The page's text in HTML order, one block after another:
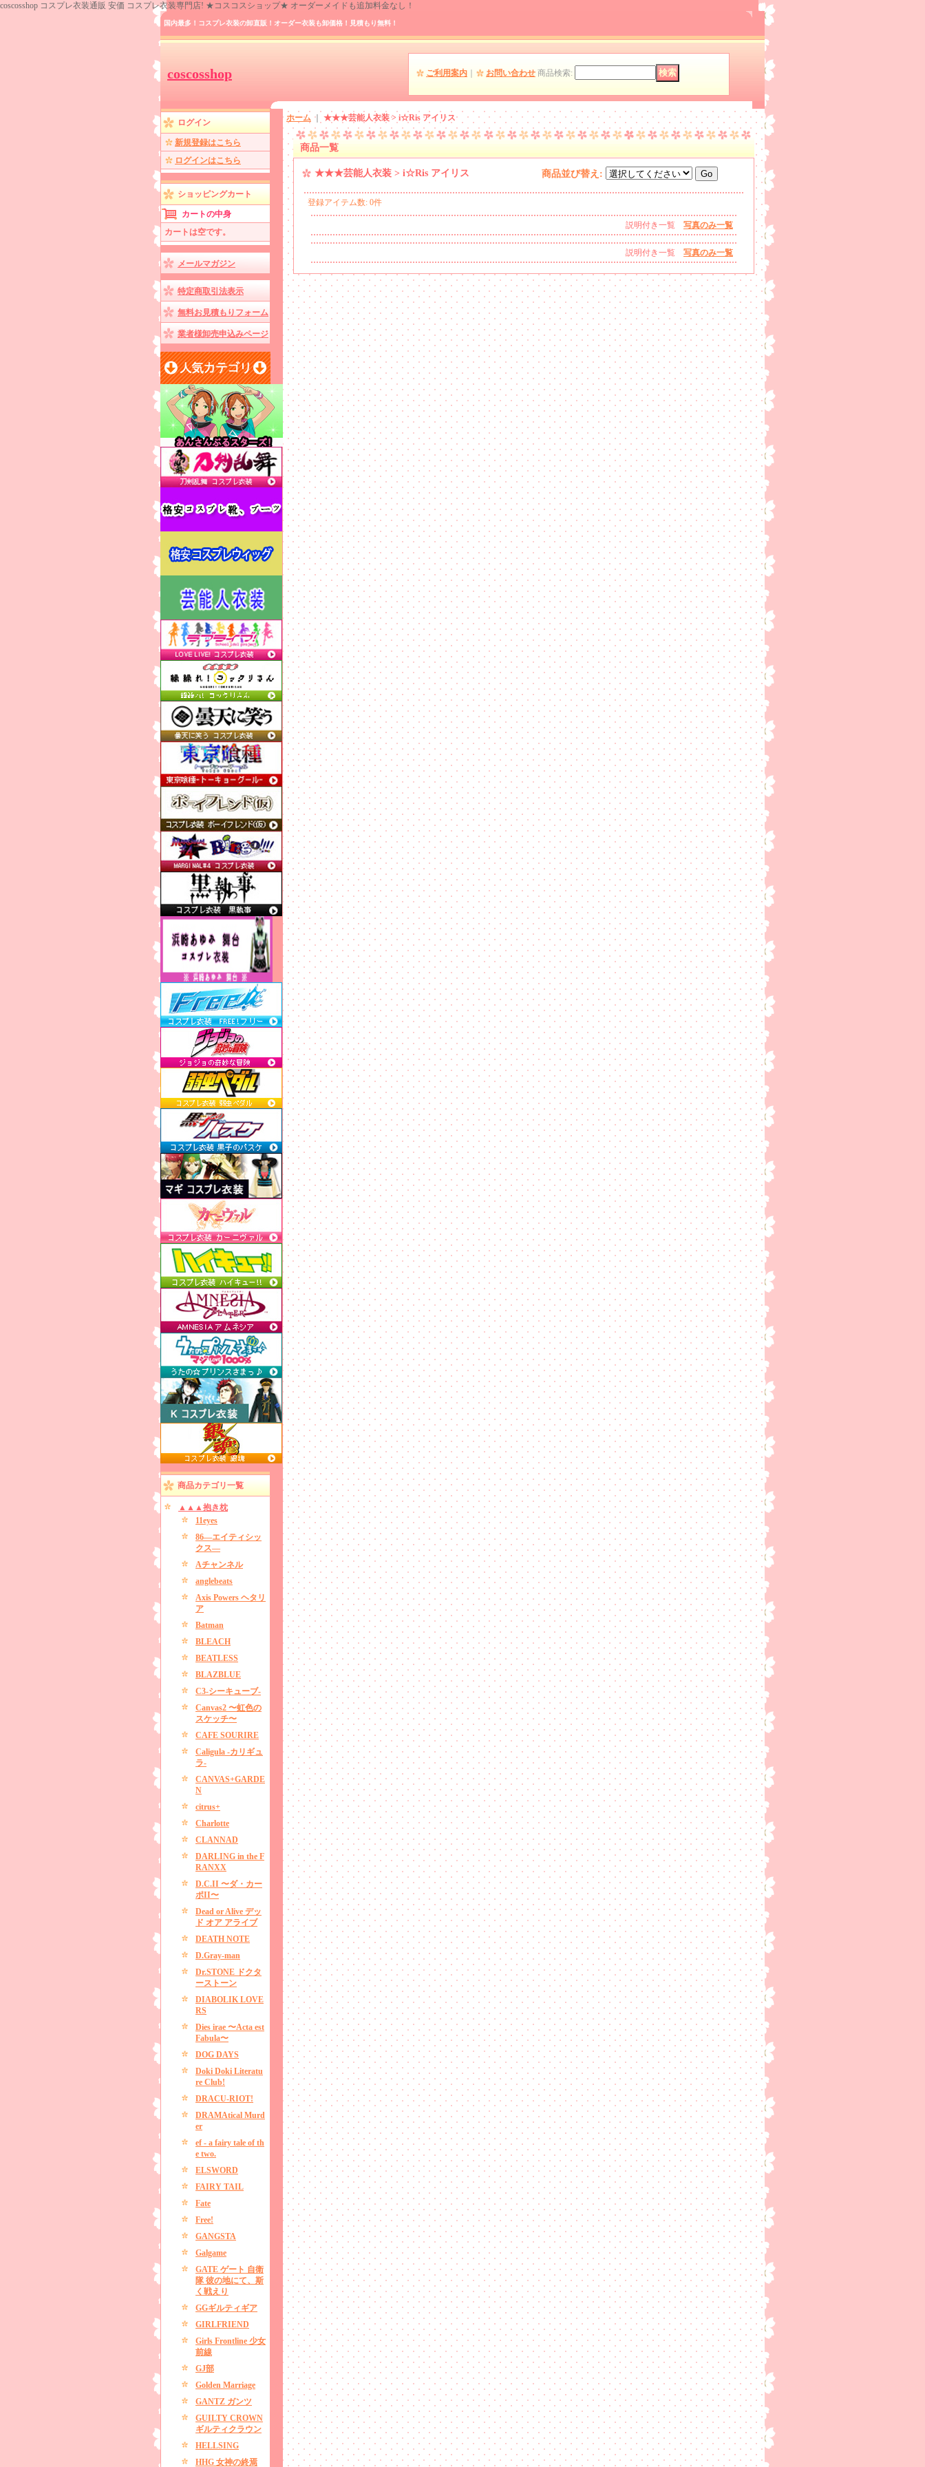
coscosshop コスプレ衣装通販 安価 コスプレ衣装専門店! ★コスコスショップ★ オーダーメイドも追加料金なし！
国内最多！コスプレ衣装の卸直販！オーダー衣装も卸価格！見積もり無料！
coscosshop ご利用案内 お問い合わせ 商品検索:
ログイン
新規登録はこちら
ログインはこちら
ショッピングカート
カートの中身
カートは空です。
メールマガジン
特定商取引法表示
無料お見積もりフォーム
業者様卸売申込みページ
商品カテゴリ一覧
▲▲▲抱き枕
11eyes
86―エイティシッ
クス―
Aチャンネル
anglebeats
Axis Powers ヘタリ
ア
Batman
BLEACH
BEATLESS
BLAZBLUE
C3-シーキューブ-
Canvas2 〜虹色の
スケッチ〜
CAFE SOURIRE
Caligula -カリギュ
ラ-
CANVAS+GARDE
N
citrus+
Charlotte
CLANNAD
DARLING in the F
RANXX
D.C.II 〜ダ・カー
ポII〜
Dead or Alive デッ
ド オア アライブ
DEATH NOTE
D.Gray-man
Dr.STONE ドクタ
ーストーン
DIABOLIK LOVE
RS
Dies irae 〜Acta est
Fabula〜
DOG DAYS
Doki Doki Literatu
re Club!
DRACU-RIOT!
DRAMAtical Murd
er
ef - a fairy tale of th
e two.
ELSWORD
FAIRY TAIL
Fate
Free!
GANGSTA
Galgame
GATE ゲート 自衛
隊 彼の地にて、斯
く戦えり
GGギルティギア
GIRLFRIEND
Girls Frontline 少女
前線
GJ部
Golden Marriage
GANTZ ガンツ
GUILTY CROWN
ギルティクラウン
HELLSING
HHG 女神の終焉
ホーム ｜ ★★★芸能人衣装 > i☆Ris アイリス
商品一覧
★★★芸能人衣装 > i☆Ris アイリス 商品並び替え :
登録アイテム数: 0件
説明付き一覧 写真のみ一覧
説明付き一覧 写真のみ一覧